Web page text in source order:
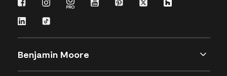
Benjamin Moore